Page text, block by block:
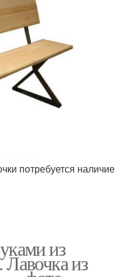
потребуется наличие
из
из